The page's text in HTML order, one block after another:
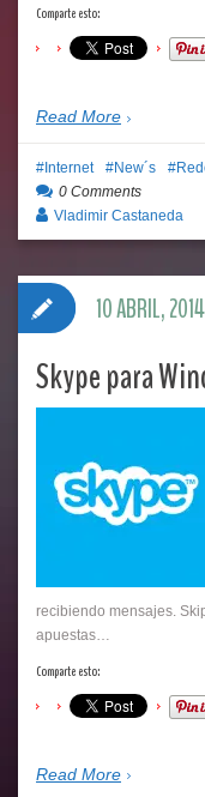
Comparte esto:
Read More
Internet New´s
0 Comments
Vladimir Castaneda
Skype para
recibiendo mensajes.
apuestas…
Comparte esto:
Read More
10 ABRIL, 2014